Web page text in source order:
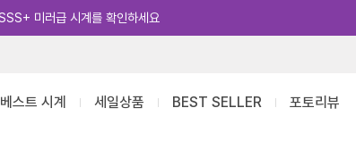
카카오톡 추가 [바로가기]
베스트 시계 세일상품 BEST SELLER 포토리뷰